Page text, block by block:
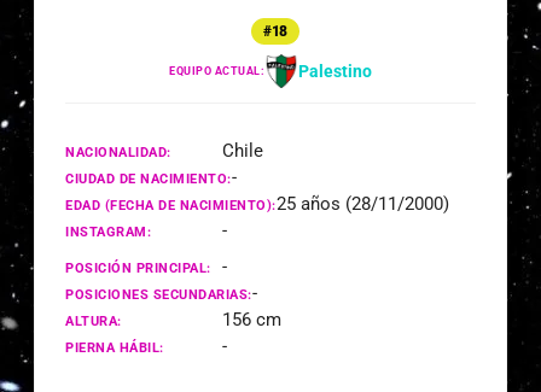
#18
EQUIPO ACTUAL: Palestino
NACIONALIDAD: Chile
CIUDAD DE NACIMIENTO:-
EDAD (FECHA DE NACIMIENTO):25 años (28/11/2000)
INSTAGRAM: -
POSICIÓN PRINCIPAL: -
POSICIONES SECUNDARIAS:-
ALTURA: 156 cm
PIERNA HÁBIL: -